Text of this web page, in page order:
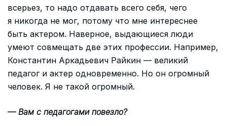
всерьез, то надо отдавать всего себя, чего
я никогда не мог, потому что мне интереснее
быть актером. Наверное, выдающиеся люди
умеют совмещать две этих профессии. Например,
Константин Аркадьевич Райкин — великий
педагог и актер одновременно. Но он огромный
человек. Я не такой огромный.
— Вам с педагогами повезло?